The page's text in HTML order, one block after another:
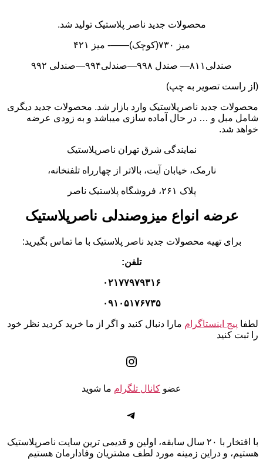
ناصر
محصولات جدید ناصر پلاستیک تولید شد.
میز ۷۳۰(کوچک)——- میز ۴۲۱
صندلی۸۱۱— صندل ۹۹۸—صندلی۹۹۴—صندلی ۹۹۲
(از راست تصویر به چپ)
محصولات جدید ناصرپلاستیک وارد بازار شد. محصولات جدید دیگری
شامل مبل و … در حال آماده سازی میباشد و به زودی عرضه
خواهد شد.
نمایندگی شرق تهران ناصرپلاستیک
نارمک، خیابان آیت، بالاتر از چهارراه تلفنخانه،
پلاک ۲۶۱، فروشگاه پلاستیک ناصر
عرضه انواع میزوصندلی ناصرپلاستیک
برای تهیه محصولات جدید ناصر پلاستیک با ما تماس بگیرید:
تلفن:
۰۲۱۷۷۹۷۹۳۱۶
۰۹۱۰۵۱۷۶۷۳۵
لطفا پیج اینستاگرام مارا دنبال کنید و اگر از ما خرید کردید نظر خود
را ثبت کنید
اینستاگرم
عضو کانال تلگرام ما شوید
تلگرام
با افتخار با ۲۰ سال سابقه، اولین و قدیمی ترین سایت ناصرپلاستیک
هستیم، و دراین زمینه مورد لطف مشتریان وفادارمان هستیم